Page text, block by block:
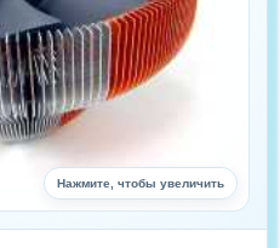
Нажмите, чтобы увеличить